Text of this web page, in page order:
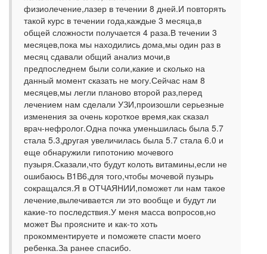
физиолечение,лазер в течении 8 дней.И повторять
такой курс в течении года,каждые 3 месяца,в
общей сложности получается 4 раза.В течении 3
месяцев,пока мы находились дома,мы один раз в
месяц сдавали общий анализ мочи,в
предпоследнем были соли,какие и сколько на
данный момент сказать не могу.Сейчас нам 8
месяцев,мы легли планово второй раз,перед
лечением нам сделали УЗИ,произошли серьезные
изменения за очень короткое время,как сказал
врач-нефролог.Одна почка уменьшилась была 5.7
стала 5.3,другая увеличилась была 5.7 стала 6.0 и
еще обнаружили гипотонию мочевого
пузыря.Сказали,что будут колоть витамины,если не
ошибаюсь В1В6,для того,чтобы мочевой пузырь
сокращался.Я в ОТЧАЯНИИ,поможет ли нам такое
лечение,вылечивается ли это вообще и будут ли
какие-то последствия.У меня масса вопросов,но
может Вы проясните и как-то хоть
прокомментируете и поможете спасти моего
ребенка.За ранее спасибо.